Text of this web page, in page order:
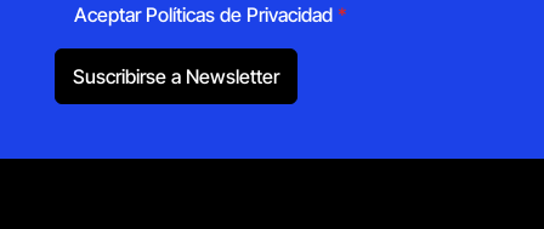
Aceptar Políticas de Privacidad *
Suscribirse a Newsletter